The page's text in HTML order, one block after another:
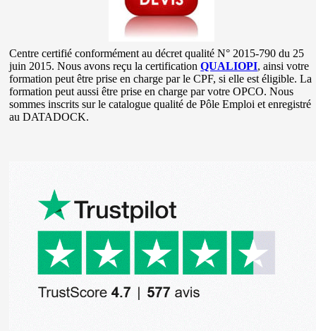
Centre certifié conformément au décret qualité N° 2015-790 du 25
juin 2015. Nous avons reçu la certificationQUALIOPI, ainsi votre
formation peut être prise en charge par le CPF, si elle est éligible. La
formation peut aussi être prise en charge par votre OPCO. Nous
sommes inscrits sur le catalogue qualité de Pôle Emploi et enregistré
au DATADOCK.